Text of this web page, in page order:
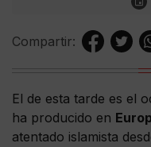
Compartir:
El de esta tarde es el
ha producido en
atentado islamista